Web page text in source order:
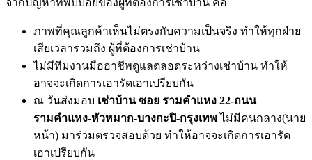
จากปัญหาที่พบบ่อยของผู้ที่ต้องการเช่าบ้าน คือ
ภาพที่คุณลูกค้าเห็นไม่ตรงกับความเป็นจริง ทำให้ทุกฝ่าย
เสียเวลารวมถึง ผู้ที่ต้องการเช่าบ้าน
ไม่มีทีมงานมืออาชีพดูแลตลอดระหว่างเช่าบ้าน ทำให้
อาจจะเกิดการเอารัดเอาเปรียบกัน
ณ วันส่งมอบ เช่าบ้าน ซอย รามคำแหง 22-ถนน
รามคำแหง-หัวหมาก-บางกะปิ-กรุงเทพ ไม่มีคนกลาง(นาย
หน้า) มาร่วมตรวจสอบด้วย ทำให้อาจจะเกิดการเอารัด
เอาเปรียบกัน